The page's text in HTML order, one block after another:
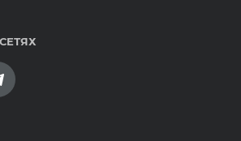
картами